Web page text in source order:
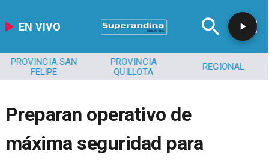
EN VIVO
PROVINCIA SAN
FELIPE
PROVINCIA
QUILLOTA
REGIONAL
Preparan operativo de
máxima seguridad para